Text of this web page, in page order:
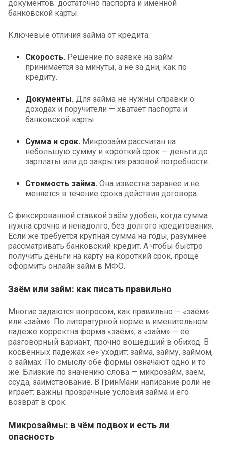
документов: достаточно паспорта и именной
банковской карты.
Ключевые отличия займа от кредита:
Скорость. Решение по заявке на займ
принимается за минуты, а не за дни, как по
кредиту.
Документы. Для займа не нужны справки о
доходах и поручители — хватает паспорта и
банковской карты.
Сумма и срок. Микрозайм рассчитан на
небольшую сумму и короткий срок — деньги до
зарплаты или до закрытия разовой потребности.
Стоимость займа. Она известна заранее и не
меняется в течение срока действия договора.
С фиксированной ставкой заём удобен, когда сумма
нужна срочно и ненадолго, без долгого кредитования.
Если же требуется крупная сумма на годы, разумнее
рассматривать банковский кредит. А чтобы быстро
получить деньги на карту на короткий срок, проще
оформить онлайн займ в МФО.
Заём или займ: как писать правильно
Многие задаются вопросом, как правильно — «заём»
или «займ». По литературной норме в именительном
падеже корректна форма «заём», а «займ» — её
разговорный вариант, прочно вошедший в обиход. В
косвенных падежах «ё» уходит: займа, займу, займом,
о займах. По смыслу обе формы означают одно и то
же. Близкие по значению слова — микрозайм, заем,
ссуда, заимствование. В ГринМани написание роли не
играет: важны прозрачные условия займа и его
возврат в срок.
Микрозаймы: в чём подвох и есть ли
опасность